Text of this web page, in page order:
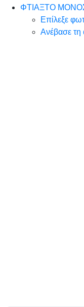
ΦΤΙΑΞΤΟ
Επίλεξε
Ανέβασε